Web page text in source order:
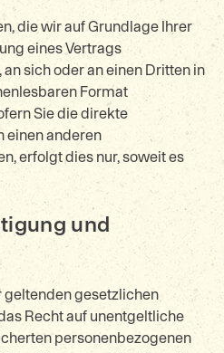
die wir auf Grundlage Ihrer
eines Vertrags
sich oder an einen Dritten in
Format
Sie die direkte
einen anderen
erfolgt dies nur, soweit es
und
geltenden gesetzlichen
Recht auf unentgeltliche
personenbezogenen